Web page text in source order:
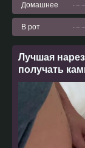
Домашнее
В рот
Лучшая
получать